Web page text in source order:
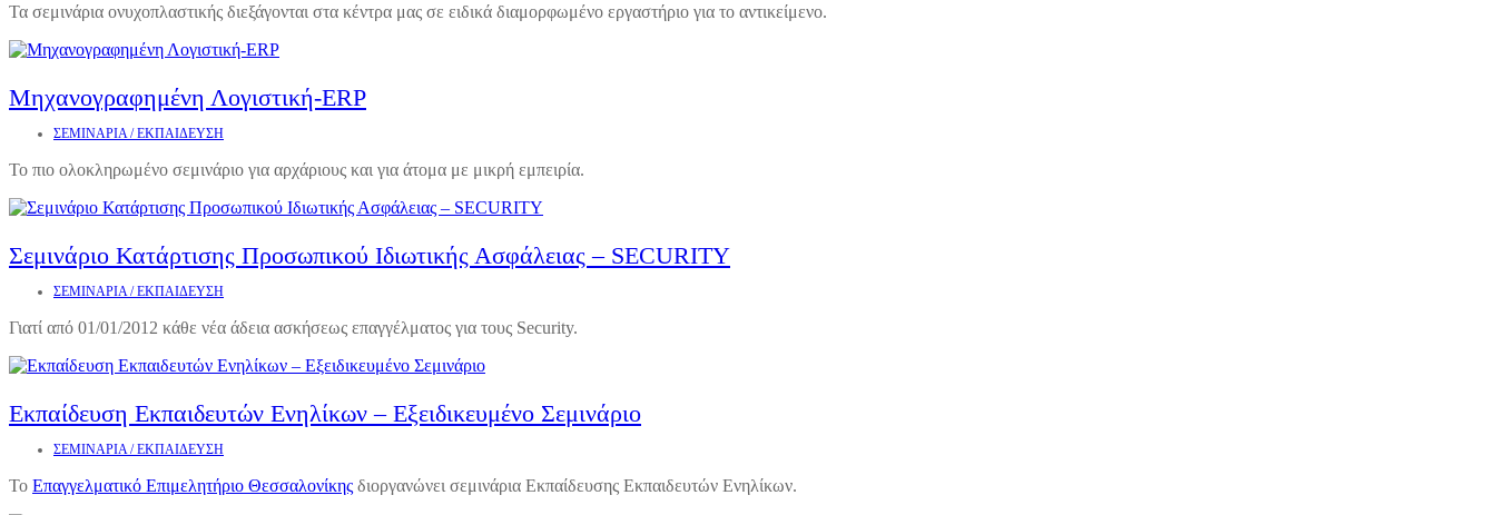
Τα σεμινάρια ονυχοπλαστικής διεξάγονται στα κέντρα μας σε ειδικά διαμορφωμένο εργαστήριο για το αντικείμενο.
Μηχανογραφημένη Λογιστική-ERP
ΣΕΜΙΝΑΡΙΑ / ΕΚΠΑΙΔΕΥΣΗ
Το πιο ολοκληρωμένο σεμινάριο για αρχάριους και για άτομα με μικρή εμπειρία.
Σεμινάριο Κατάρτισης Προσωπικού Ιδιωτικής Ασφάλειας – SECURITY
ΣΕΜΙΝΑΡΙΑ / ΕΚΠΑΙΔΕΥΣΗ
Γιατί από 01/01/2012 κάθε νέα άδεια ασκήσεως επαγγέλματος για τους Security.
Εκπαίδευση Εκπαιδευτών Ενηλίκων – Εξειδικευμένο Σεμινάριο
ΣΕΜΙΝΑΡΙΑ / ΕΚΠΑΙΔΕΥΣΗ
Το Επαγγελματικό Επιμελητήριο Θεσσαλονίκης διοργανώνει σεμινάρια Εκπαίδευσης Εκπαιδευτών Ενηλίκων.